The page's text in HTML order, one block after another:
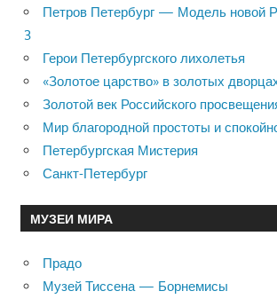
Петров Петербург — Модель новой
3
Герои Петербургского лихолетья
«Золотое царство» в золотых
Золотой век Российского
Мир благородной простоты и
Петербургская Мистерия
Санкт-Петербург
МУЗЕИ МИРА
Прадо
Музей Тиссена — Борнемисы